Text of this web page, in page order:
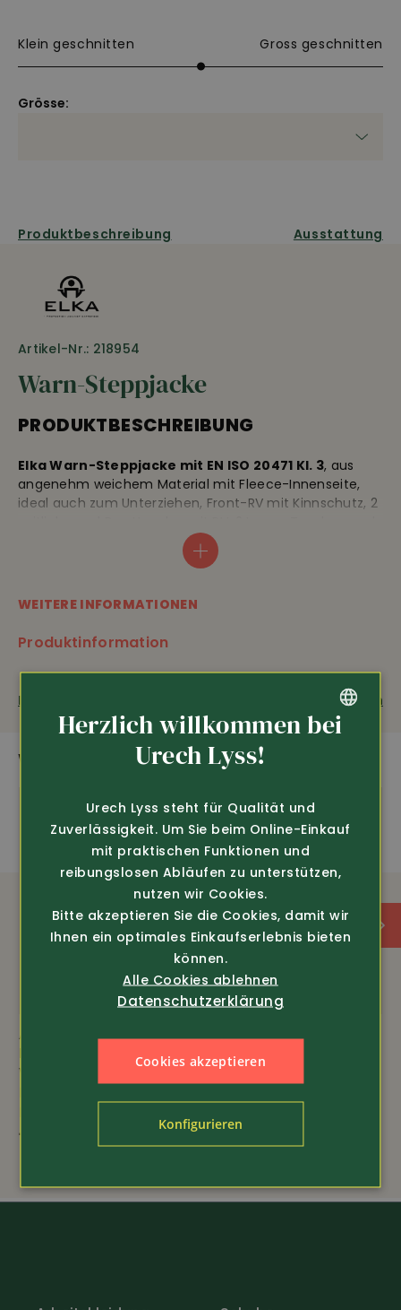
Klein geschnitten Gross geschnitten
Grösse:
Produktbeschreibung Ausstattung
Artikel-Nr.: 218954
Warn-Steppjacke
PRODUKTBESCHREIBUNG
Elka Warn-Steppjacke mit EN ISO 20471 Kl. 3, aus
angenehm weichem Material mit Fleece-Innenseite,
ideal auch zum Unterziehen, Front-RV mit Kinnschutz, 2
eine Brusttasche mit Reissverschluss, leicht
verlängerter Rücken, Länge ca. 78 cm, 100% Polyester.
AUSSTATTUNG
EN ISO 20471 Kl. 3.
Weiches Material
Brusttasche mit RV
WEITERE INFORMATIONEN
Produktinformation
Fragen zum Produkt Weiterempfehlen
WEITERE SPANNENDE PRODUKTE
Art.-Nr. 11537
Warnschutz
149.-
Art.-Nr. 200254
Hakro
Pflegeleichtes
49.80
Herzlich willkommen bei
Urech Lyss!
Urech Lyss steht für Qualität und
Zuverlässigkeit. Um Sie beim Online-Einkauf
mit praktischen Funktionen und
reibungslosen Abläufen zu unterstützen,
nutzen wir Cookies.
Bitte akzeptieren Sie die Cookies, damit wir
Ihnen ein optimales Einkaufserlebnis bieten
können.
Alle Cookies ablehnen
Datenschutzerklärung
Cookies akzeptieren
Konfigurieren